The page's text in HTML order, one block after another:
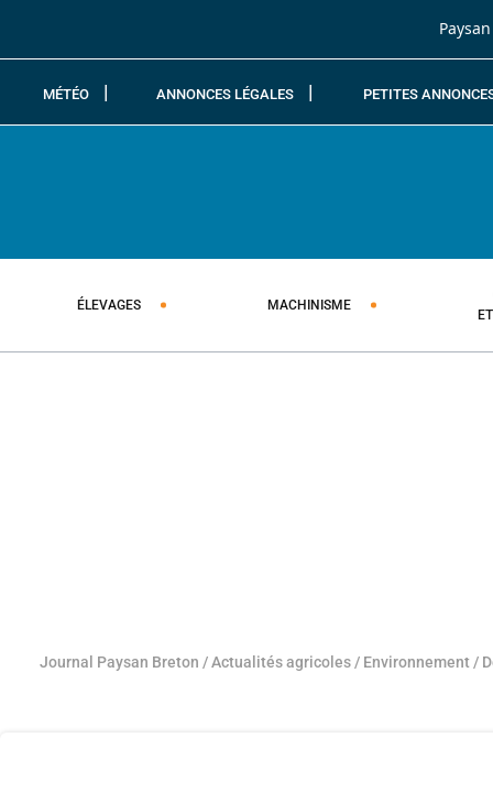
MÉTÉO ANNONCES LÉGALES PETITES
ÉLEVAGES MACHINISME
Journal Paysan Breton /Actualités agricoles / Environnement /